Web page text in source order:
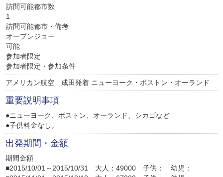
訪問可能都市数
1
訪問可能都市・備考
オープンジョー
可能
参加者限定
参加者限定・参加条件
アメリカン航空 成田発着 ニューヨーク・ボストン・オーランド
重要説明事項
●ニューヨーク、ボストン、オーランド、シカゴなど
●子供料金なし。
出発期間・金額
期間金額
■2015/10/01～2015/10/31 大人：49000 子供： 幼児：